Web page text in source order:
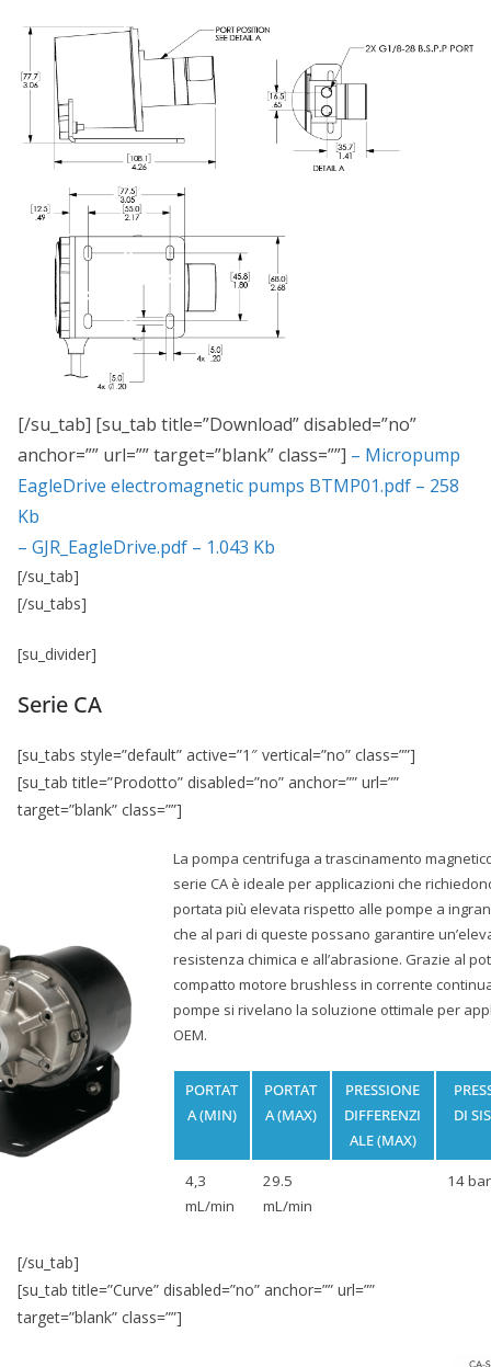
[/su_tab] [su_tab title=”Download” disabled=”no”
anchor=”” url=”” target=”blank” class=””] – Micropump
EagleDrive electromagnetic pumps BTMP01.pdf – 258
Kb
– GJR_EagleDrive.pdf – 1.043 Kb
[/su_tab]
[/su_tabs]
[su_divider]
Serie CA
[su_tabs style=”default” active=”1″ vertical=”no” class=””]
[su_tab title=”Prodotto” disabled=”no” anchor=”” url=””
target=”blank” class=””]
La pompa centrifuga a trascinamento
serie CA è ideale per applicazioni che
portata più elevata rispetto alle pompe a
che al pari di queste possano garantire
resistenza chimica e all’abrasione. Grazie al
compatto motore brushless in corrente
pompe si rivelano la soluzione ottimale per
OEM.
PORTAT
A (MIN)
PORTAT
A (MAX)
PRESSIONE
DIFFERENZI
ALE (MAX)
DI
4,3
mL/min
29.5
mL/min
14 bar
[/su_tab]
[su_tab title=”Curve” disabled=”no” anchor=”” url=””
target=”blank” class=””]